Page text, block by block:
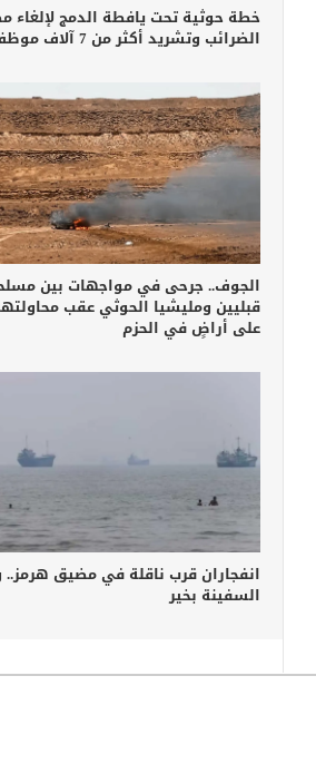
خطة حوثية تحت يافطة الدمج لإلغاء
الضرائب وتشريد أكثر من 7 آلاف موظف
الجوف.. جرحى في مواجهات بين
قبليين ومليشيا الحوثي عقب
على أراضٍ في الحزم
انفجاران قرب ناقلة في مضيق
السفينة بخير